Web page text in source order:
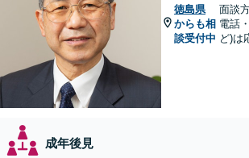
徳島県
からも相
談受付中
面談
電話
ど)は
成年後見